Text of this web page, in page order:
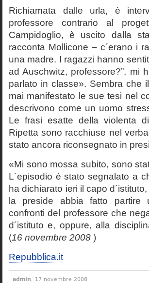
Richiamata dalle urla, è
professore contrario al
Campidoglio, è uscito dalla
racconta Mollicone – c´erano i
una madre. I ragazzi hanno
ad Auschwitz, professore?”, mi
parlato in classe». Sembra che
mai manifestato le sue tesi nel
descrivono come un uomo
Le frasi esatte della violenta
Ripetta sono racchiuse nel
stato ancora riconsegnato in
«Mi sono mossa subito, sono
L´episodio è stato segnalato a
ha dichiarato ieri il capo
la preside abbia fatto partire
confronti del professore che
d´istituto e, oppure, alla
(16 novembre 2008 )
Repubblica.it
admin, 17 novembre 2008